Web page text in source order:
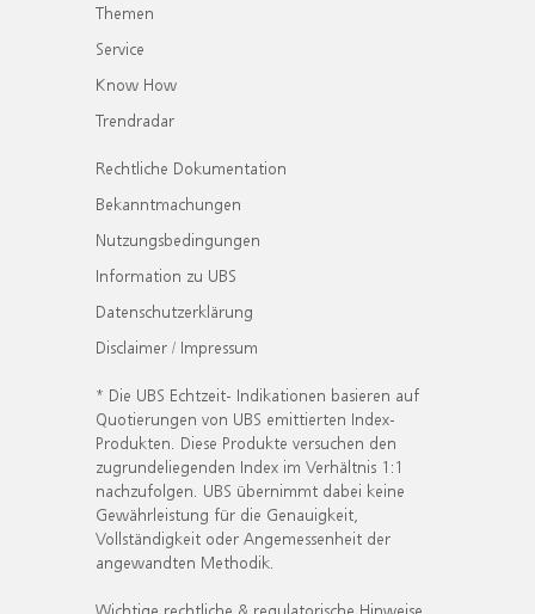
Themen
Service
Know How
Trendradar
Rechtliche Dokumentation
Bekanntmachungen
Nutzungsbedingungen
Information zu UBS
Datenschutzerklärung
Disclaimer / Impressum
* Die UBS Echtzeit- Indikationen basieren auf
Quotierungen von UBS emittierten Index-
Produkten. Diese Produkte versuchen den
zugrundeliegenden Index im Verhältnis 1:1
nachzufolgen. UBS übernimmt dabei keine
Gewährleistung für die Genauigkeit,
Vollständigkeit oder Angemessenheit der
angewandten Methodik.